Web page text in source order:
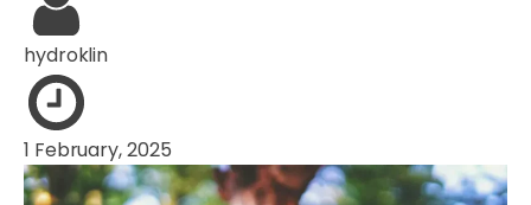
hydroklin
1 February, 2025